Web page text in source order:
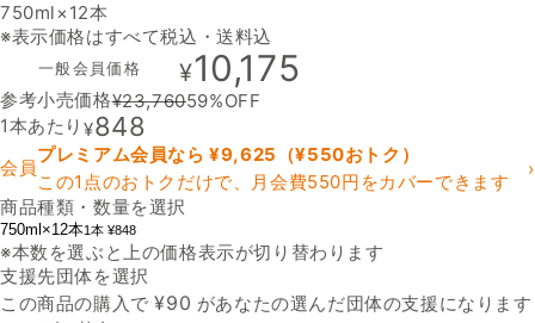
750ml×12本
※表示価格はすべて税込・送料込
一般会員価格 ¥10,175
参考小売価格¥23,76059%OFF
1本あたり ¥848
会員
プレミアム会員なら ¥9,625 （¥550おトク）
この1点のおトクだけで、月会費550円をカバーできます
›
商品種類・数量を選択
750ml×12本1本 ¥848
※本数を選ぶと上の価格表示が切り替わります
支援先団体を選択
この商品の購入で¥90 があなたの選んだ団体の支援になります
支援先団体